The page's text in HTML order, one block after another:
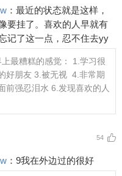
： 最近的状态就是这样，
要挂了。喜欢的人早就有
记了这一点，忍不住去yy
上最糟糕的感觉： 1.学习很
好朋友 3.被无视 ​​​ ​​​ 4.非常期
前强忍泪水 6.发现喜欢的人
54
： 9我在外边过的很好